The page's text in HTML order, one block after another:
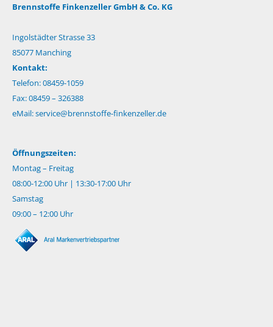
Brennstoffe Finkenzeller GmbH & Co. KG
Ingolstädter Strasse 33
85077 Manching
Kontakt:
Telefon: 08459-1059
Fax: 08459 – 326388
eMail:service@brennstoffe-finkenzeller.de
Öffnungszeiten:
Montag – Freitag
08:00-12:00 Uhr | 13:30-17:00 Uhr
Samstag
09:00 – 12:00 Uhr